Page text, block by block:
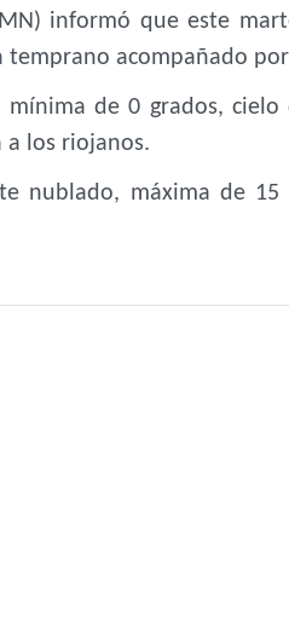
informó que este
acompañado
de 0 grados, cielo
a los riojanos.
nublado, máxima de